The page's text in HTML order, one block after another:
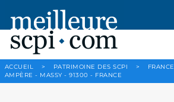
ACCUEIL > PATRIMOINE DES SCPI > FRANCE
AMPÈRE - MASSY - 91300 - FRANCE